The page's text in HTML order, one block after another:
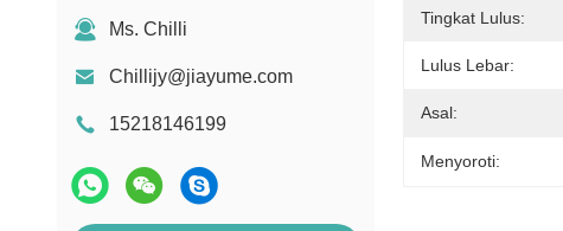
Ms. Chilli
Chillijy@jiayume.com
15218146199
Tingkat Lulus:
Lulus Lebar:
Asal:
Menyoroti: